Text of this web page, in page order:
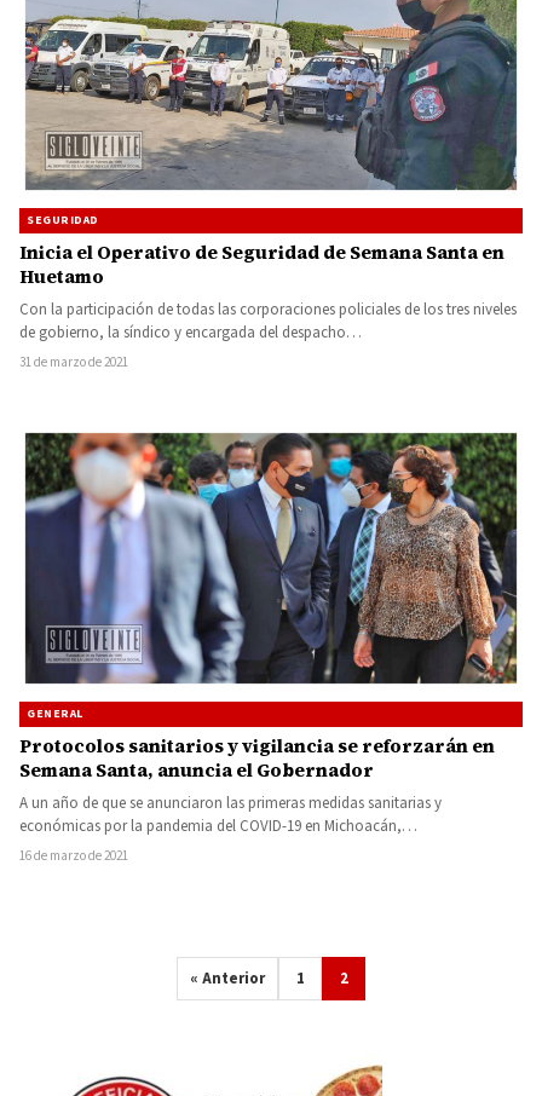
SEGURIDAD
Inicia el Operativo de Seguridad de Semana Santa en
Huetamo
Con la participación de todas las corporaciones policiales de los tres niveles
de gobierno, la síndico y encargada del despacho…
31 de marzo de 2021
GENERAL
Protocolos sanitarios y vigilancia se reforzarán en
Semana Santa, anuncia el Gobernador
A un año de que se anunciaron las primeras medidas sanitarias y
económicas por la pandemia del COVID-19 en Michoacán,…
16 de marzo de 2021
« Anterior 1 2